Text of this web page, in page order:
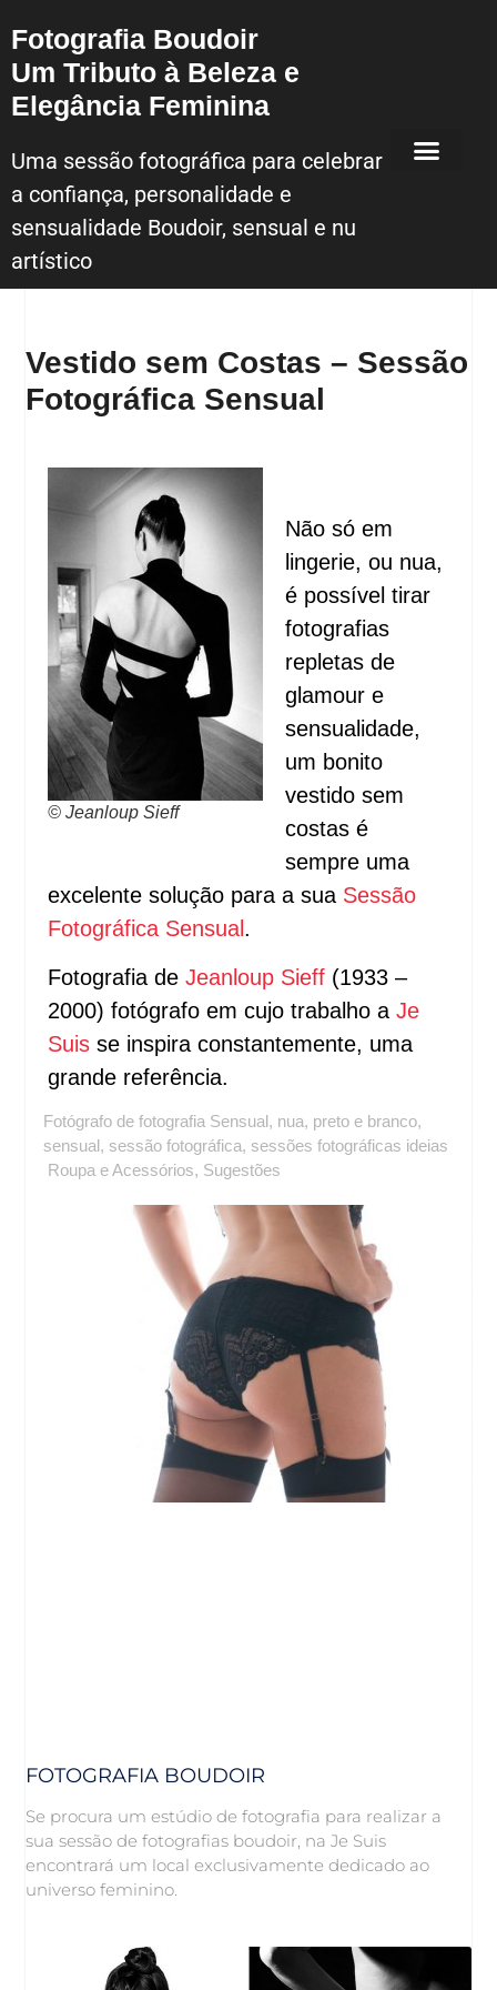
Fotografia Boudoir
Um Tributo à Beleza e
Elegância Feminina
Uma sessão fotográfica para celebrar
a confiança, personalidade e
sensualidade Boudoir, sensual e nu
artístico
Vestido sem Costas – Sessão
Fotográfica Sensual
© Jeanloup Sieff
Não só em
lingerie, ou nua,
é possível tirar
fotografias
repletas de
glamour e
sensualidade,
um bonito
vestido sem
costas é
sempre uma
excelente solução para a sua Sessão
Fotográfica Sensual.
Fotografia deJeanloup Sieff (1933 –
2000) fotógrafo em cujo trabalho aJe
Suis se inspira constantemente, uma
grande referência.
Fotógrafo de fotografia Sensual, nua, preto e branco,
sensual, sessão fotográfica, sessões fotográficas ideias
Roupa e Acessórios, Sugestões
FOTOGRAFIA BOUDOIR
Se procura um estúdio de fotografia para realizar a
sua sessão de fotografias boudoir, na Je Suis
encontrará um local exclusivamente dedicado ao
universo feminino.